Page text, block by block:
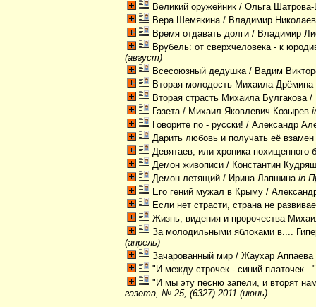
Великий оружейник / Ольга
Вера Шемякина/ Владимир
Время отдавать долги / Владимир
Врубель: от сверхчеловека - к
(август)
Всесоюзный дедушка/ Вадим
Вторая молодость Михаила Дрёмина
Вторая страсть Михаила Булгакова/
Газета/ Михаил Яковлевич Козырев
Говорите по - русски! / Александр
Дарить любовь и получать её взамен
Девятаев, или хроника похищенного
Демон живописи / Константин
Демон летящий / Ирина Лапшинаin
Его гений мужал в Крыму /
Если нет страсти, страна не
Жизнь, видения и пророчества
За молодильными яблоками в....
(апрель)
Зачарованный мир / Жаухар Аппаева
"И между строчек - синий платочек..."
"И мы эту песню запели, и вторят
газета, № 25, (6327) 2011 (июнь)